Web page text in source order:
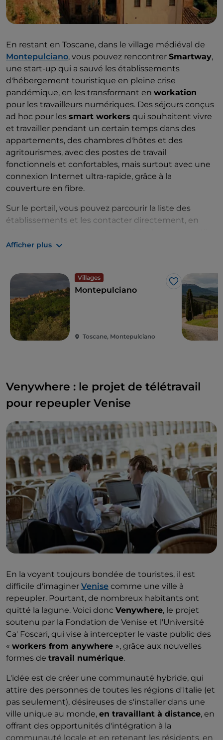
En restant en Toscane, dans le village médiéval de
Montepulciano, vous pouvez rencontrer Smartway,
une start-up qui a sauvé les établissements
d'hébergement touristique en pleine crise
pandémique, en les transformant en workation
pour les travailleurs numériques. Des séjours conçus
ad hoc pour les smart workers qui souhaitent vivre
et travailler pendant un certain temps dans des
appartements, des chambres d'hôtes et des
agritourismes, avec des postes de travail
fonctionnels et confortables, mais surtout avec une
connexion Internet ultra-rapide, grâce à la
couverture en fibre.
Sur le portail, vous pouvez parcourir la liste des
établissements et les contacter directement, en
pour lestravailleurs en déplacement
vue imprenable sur leVal d'Orcia
et le Val di Chiana,
vous comprendrez à quel point le
télétravail devient
une expérience plus qu'agréable.
Afficher plus
Villages
J’aime
Montepulciano
Toscane, Montepulciano
Venywhere : le projet de télétravail
pour repeupler Venise
En la voyant toujours bondée de touristes, il est
difficile d'imaginer Venise comme une ville à
repeupler. Pourtant, de nombreux habitants ont
quitté la lagune. Voici donc Venywhere, le projet
soutenu par la Fondation de Venise et l'Université
Ca' Foscari, qui vise à intercepter le vaste public des
« workers from anywhere », grâce aux nouvelles
formes de travail numérique.
L'idée est de créer une communauté hybride, qui
attire des personnes de toutes les régions d'Italie (et
pas seulement), désireuses de s'installer dans une
ville unique au monde, en travaillant à distance, en
offrant des opportunités d'intégration à la
communauté locale et en retenant les résidents, en